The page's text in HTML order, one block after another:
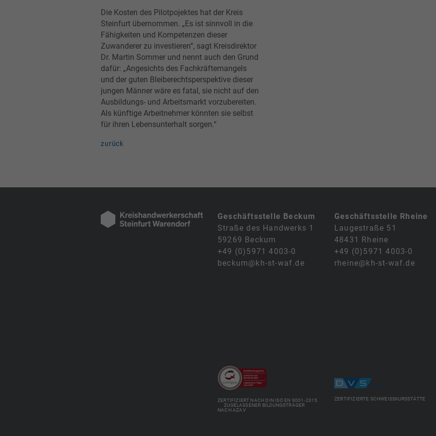
Die Kosten des Pilotpojektes hat der Kreis
Steinfurt übernommen. „Es ist sinnvoll in die
Fähigkeiten und Kompetenzen dieser
Zuwanderer zu investieren“, sagt Kreisdirektor
Dr. Martin Sommer und nennt auch den Grund
dafür: „Angesichts des Fachkräftemangels
und der guten Bleiberechtsperspektive dieser
jungen Männer wäre es fatal, sie nicht auf den
Ausbildungs- und Arbeitsmarkt vorzubereiten.
Als künftige Arbeitnehmer könnten sie selbst
für ihren Lebensunterhalt sorgen.“
zurück
Geschäftsstelle Beckum
Straße des Handwerks 1
59269 Beckum
+49 (0)5971 4003-0
beckum@kh-st-waf.de
Geschäftsstelle Rheine
Laugestraße 51
48431 Rheine
+49 (0)5971 4003-0
rheine@kh-st-waf.de
ZERTIFIZIERT NACH DIN ISO EN 9001-2015
ZUGELASSENER BILDUNGSTRÄGER
NACH AZAV
ZERTIFIZIERTE SCHWEISSKURSSTÄTTE